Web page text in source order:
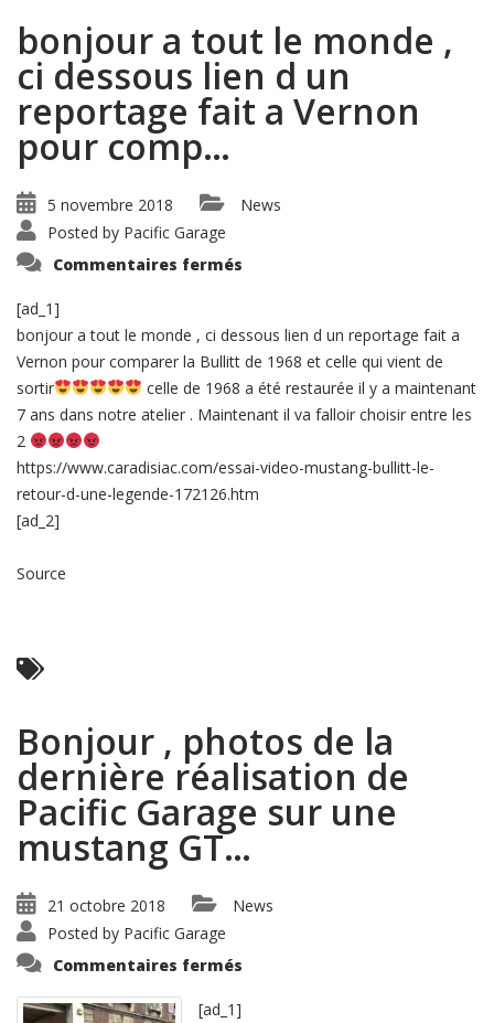
bonjour a tout le monde ,
ci dessous lien d un
reportage fait a Vernon
pour comp…
5 novembre 2018
News
Posted by Pacific Garage
Commentaires fermés
monde
ci
dessous
lien
d
un
fait
a
Vernon
pour
[ad_1]
bonjour a tout le monde , ci dessous lien d un reportage fait a
Vernon pour comparer la Bullitt de 1968 et celle qui vient de
sortir
celle de 1968 a été restaurée il y a maintenant
7 ans dans notre atelier . Maintenant il va falloir choisir entre les
2
https://www.caradisiac.com/essai-video-mustang-bullitt-le-
retour-d-une-legende-172126.htm
[ad_2]
Source
Bonjour , photos de la
dernière réalisation de
Pacific Garage sur une
mustang GT…
21 octobre 2018
News
Posted by Pacific Garage
Commentaires fermés
[ad_1]